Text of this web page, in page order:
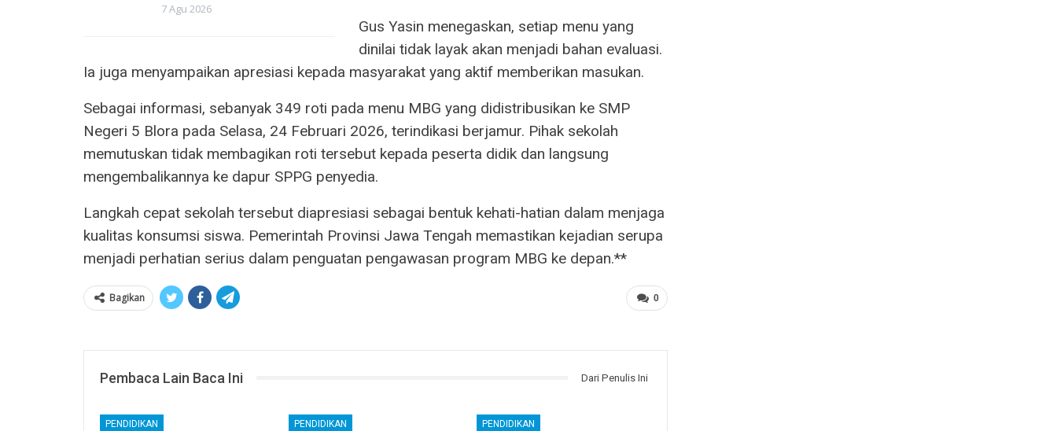
7 Agu 2026
Gus Yasin menegaskan, setiap menu yang
dinilai tidak layak akan menjadi bahan evaluasi.
Ia juga menyampaikan apresiasi kepada masyarakat yang aktif memberikan masukan.
Sebagai informasi, sebanyak 349 roti pada menu MBG yang didistribusikan ke SMP
Negeri 5 Blora pada Selasa, 24 Februari 2026, terindikasi berjamur. Pihak sekolah
memutuskan tidak membagikan roti tersebut kepada peserta didik dan langsung
mengembalikannya ke dapur SPPG penyedia.
Langkah cepat sekolah tersebut diapresiasi sebagai bentuk kehati-hatian dalam menjaga
kualitas konsumsi siswa. Pemerintah Provinsi Jawa Tengah memastikan kejadian serupa
menjadi perhatian serius dalam penguatan pengawasan program MBG ke depan.**
0
Bagikan
Pembaca Lain Baca Ini Dari Penulis Ini
PENDIDIKAN PENDIDIKAN PENDIDIKAN